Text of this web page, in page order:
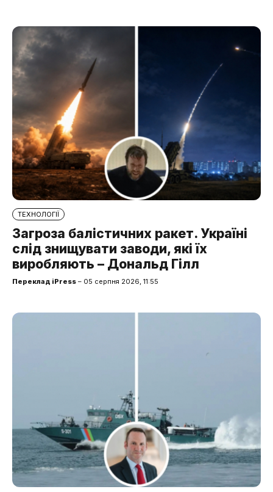
ТЕХНОЛОГІЇ
Загроза балістичних ракет. Україні
слід знищувати заводи, які їх
виробляють – Дональд Гілл
Переклад iPress – 05 серпня 2026, 11:55